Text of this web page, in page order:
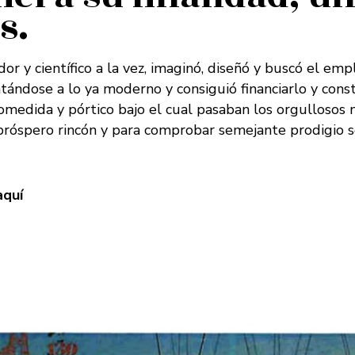
y científico a la vez, imaginó, diseñó y buscó el
a lo ya moderno y consiguió financiarlo y
y pórtico bajo el cual pasaban los
rincón y para comprobar semejante prodigio